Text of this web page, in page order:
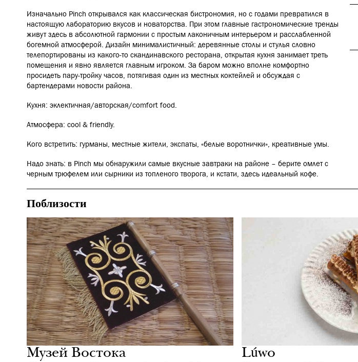
Изначально Pinch открывался как классическая бистрономия, но с годами превратился в
настоящую лабораторию вкусов и новаторства. При этом главные гастрономические тренды
живут здесь в абсолютной гармонии с простым лаконичным интерьером и расслабленной
богемной атмосферой. Дизайн минималистичный: деревянные столы и стулья словно
телепортированы из какого-то скандинавского ресторана, открытая кухня занимает треть
помещения и явно является главным игроком. За баром можно вполне комфортно
просидеть пару-тройку часов, потягивая один из местных коктейлей и обсуждая с
бартендерами новости района.
Кухня: эклектичная/авторская/comfort food.
Атмосфера: cool & friendly.
Кого встретить: гурманы, местные жители, экспаты, «белые воротнички», креативные умы.
Надо знать: в Pinch мы обнаружили самые вкусные завтраки на районе – берите омлет с
черным трюфелем или сырники из топленого творога, и кстати, здесь идеальный кофе.
Поблизости
Музей Востока
Еда
Москва
Lúwo